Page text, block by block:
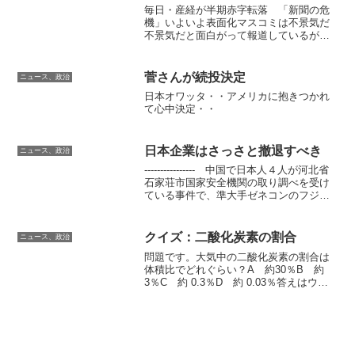
毎日・産経が半期赤字転落 「新聞の危
機」いよいよ表面化マスコミは不景気だ
不景気だと面白がって報道しているが、
しな・・。
ニュース、政治 菅さんが続投決定
日本オワッタ・・アメリカに抱きつかれ
て心中決定・・
ニュース、政治 日本企業はさっさと撤退すべき
---------------- 中国で日本人４人が河北省
石家荘市国家安全機関の取り調べを受け
ている事件で、準大手ゼネコンのフジタ
報があることを明らかにした。 フジタ
に...
ニュース、政治 クイズ：二酸化炭素の割合
問題です。大気中の二酸化炭素の割合は
体積比でどれぐらい？A 約30％B 約
3％C 約 0.3％D 約 0.03％答えはウィ